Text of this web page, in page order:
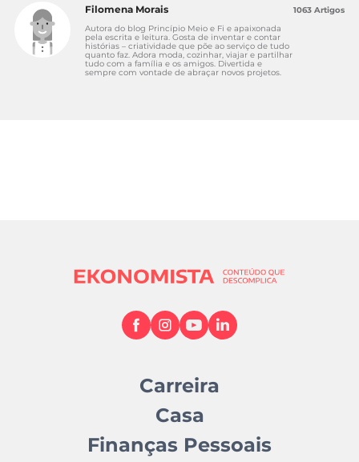
Filomena Morais
Autora do blog Princípio Meio e Fi e apaixonada
pela escrita e leitura. Gosta de inventar e contar
histórias – criatividade que põe ao serviço de tudo
quanto faz. Adora moda, cozinhar, viajar e partilhar
tudo com a família e os amigos. Divertida e
sempre com vontade de abraçar novos projetos.
1063 Artigos
Carreira
Casa
Finanças Pessoais